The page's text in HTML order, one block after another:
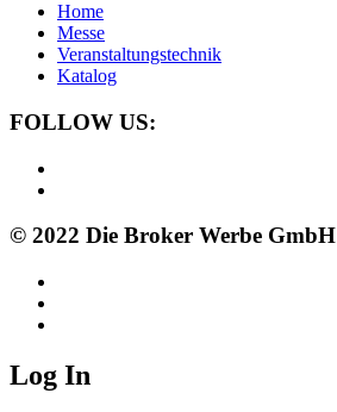
Home
Messe
Veranstaltungstechnik
Katalog
FOLLOW US:
© 2022 Die Broker Werbe GmbH
Log In